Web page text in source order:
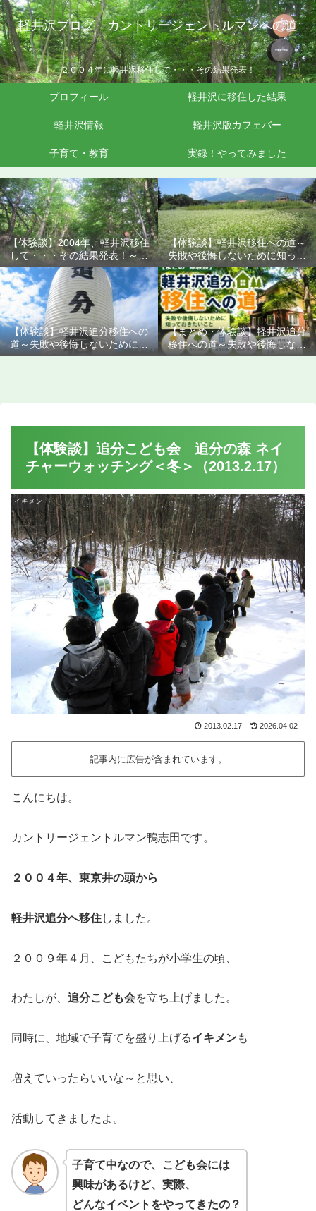
軽井沢ブログ カントリージェントルマンへの道
２００４年に軽井沢移住して・・・その結果発表！
プロフィール 軽井沢に移住した結果
軽井沢情報 軽井沢版カフェバー
子育て・教育 実録！やってみました
【体験談】2004年、軽井沢移住
して・・・その結果発表！～失
敗や後悔しないために知ってお
きたいこと
【体験談】軽井沢移住への道～
失敗や後悔しないために知って
おきたいこと
【体験談】軽井沢追分移住への
道～失敗や後悔しないために知
っておきたいこと
【まとめ・体験談】軽井沢追分
移住への道～失敗や後悔しない
ために知っておきたいこと
【体験談】追分こども会 追分の森 ネイ
チャーウォッチング＜冬＞（2013.2.17）
イキメン
2013.02.17 2026.04.02
記事内に広告が含まれています。
こんにちは。
カントリージェントルマン鴨志田です。
２００４年、東京井の頭から
軽井沢追分へ移住しました。
２００９年４月、こどもたちが小学生の頃、
わたしが、 追分こども会を立ち上げました。
同時に、地域で子育てを盛り上げるイキメンも
増えていったらいいな～と思い、
活動してきましたよ。
子育て中なので、こども会には
興味があるけど、実際、
どんなイベントをやってきたの？